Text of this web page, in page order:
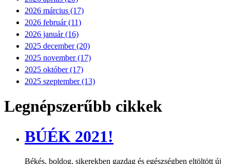
2026 március (17)
2026 február (11)
2026 január (16)
2025 december (20)
2025 november (17)
2025 október (17)
2025 szeptember (13)
Legnépszerűbb cikkek
BÚÉK 2021!
Békés, boldog, sikerekben gazdag és egészségben eltöltött új